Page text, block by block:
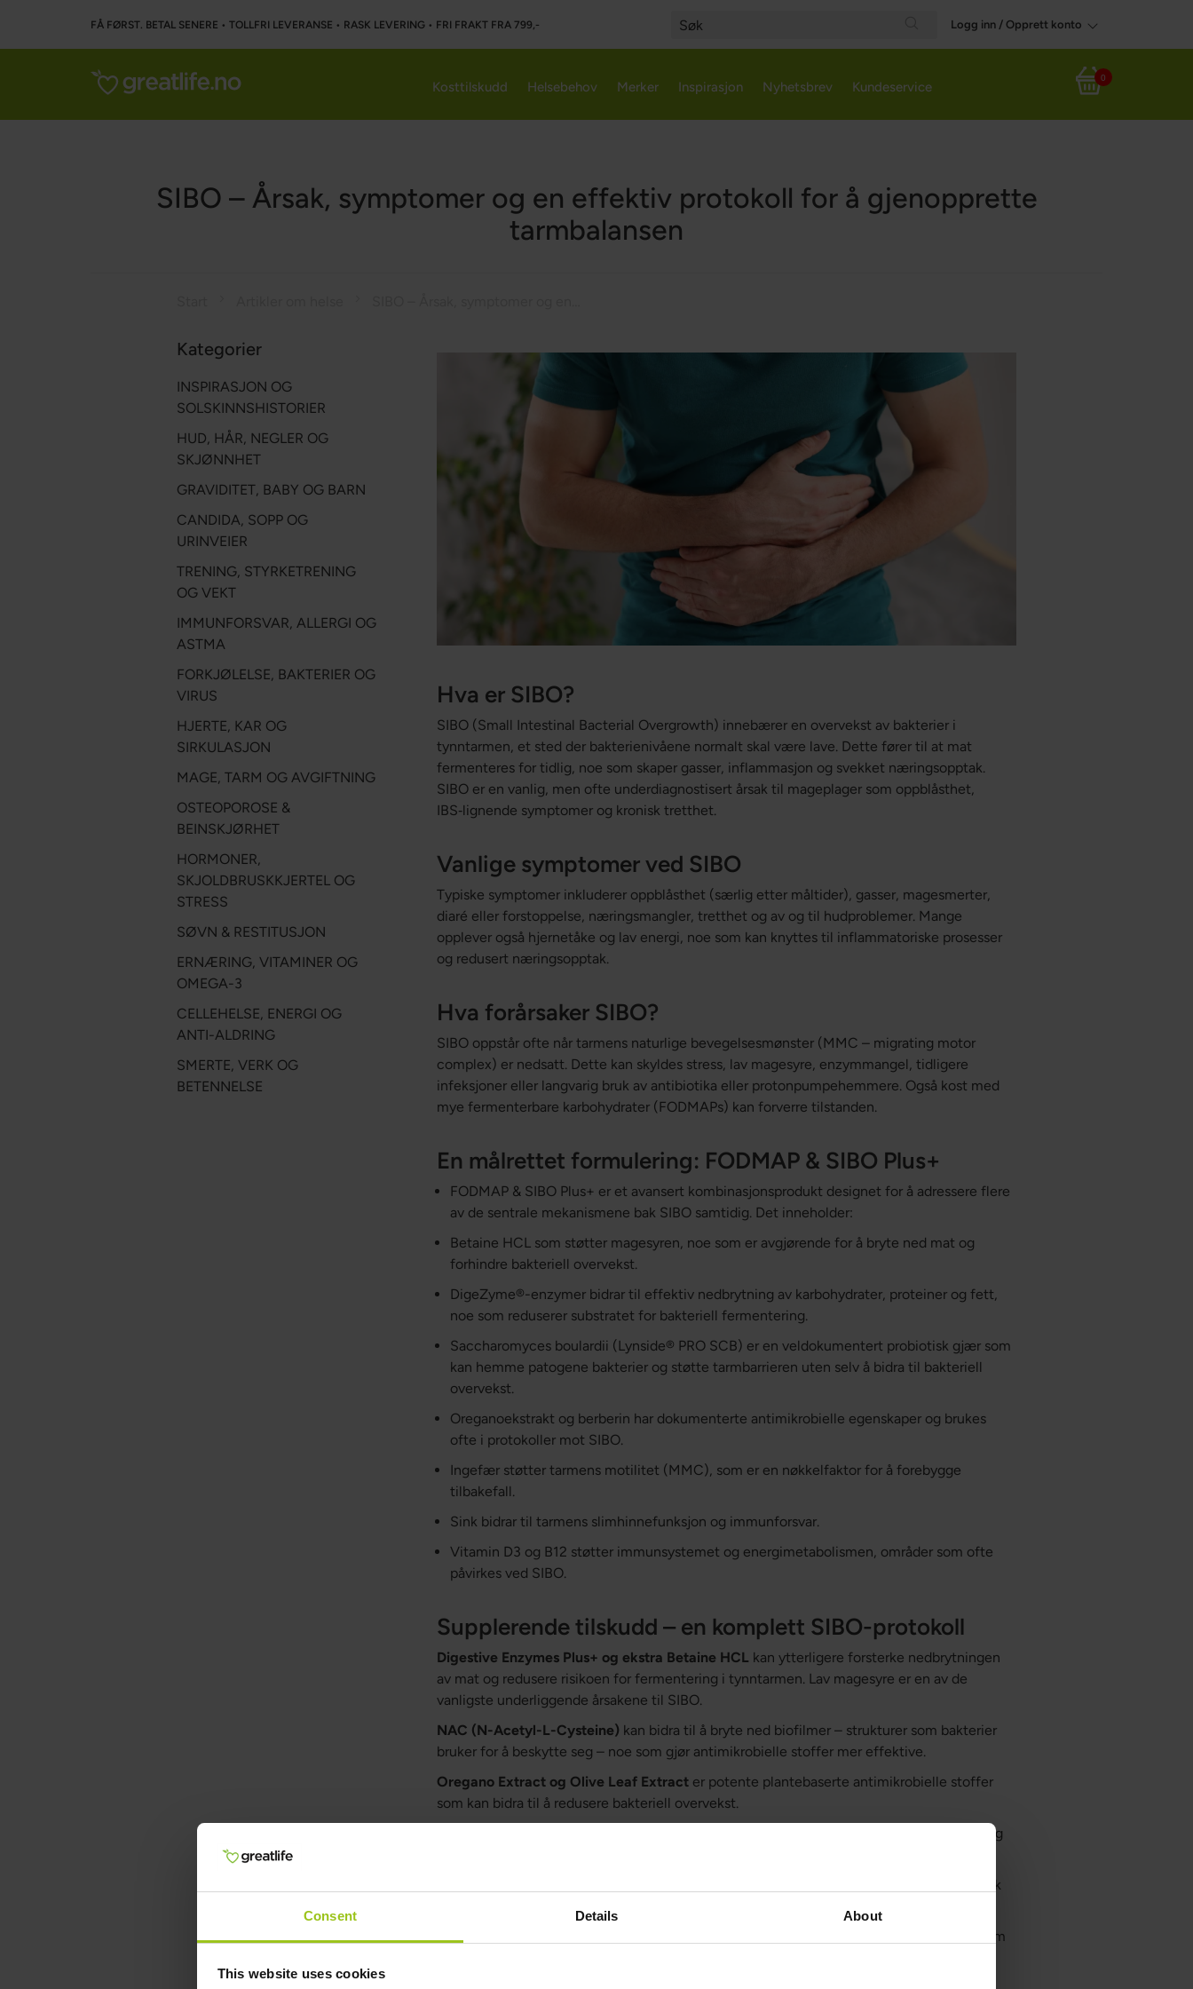
Consent Details About
This website uses cookies
FÅ FØRST. BETAL SENERE • TOLLFRI LEVERANSE • RASK LEVERING • FRI FRAKT FRA 799,-
Search
Logg inn / Opprett konto
Handlekurv
0
Kosttilskudd Helsebehov Merker Inspirasjon Nyhetsbrev Kundeservice
SIBO – Årsak, symptomer og en effektiv protokoll for å gjenopprette
tarmbalansen
Hva er SIBO?
SIBO (Small Intestinal Bacterial Overgrowth) innebærer en overvekst av bakterier i
tynntarmen, et sted der bakterienivåene normalt skal være lave. Dette fører til at mat
fermenteres for tidlig, noe som skaper gasser, inflammasjon og svekket næringsopptak.
SIBO er en vanlig, men ofte underdiagnostisert årsak til mageplager som oppblåsthet,
IBS‑lignende symptomer og kronisk tretthet.
Vanlige symptomer ved SIBO
Typiske symptomer inkluderer oppblåsthet (særlig etter måltider), gasser, magesmerter,
diaré eller forstoppelse, næringsmangler, tretthet og av og til hudproblemer. Mange
opplever også hjernetåke og lav energi, noe som kan knyttes til inflammatoriske prosesser
og redusert næringsopptak.
Hva forårsaker SIBO?
SIBO oppstår ofte når tarmens naturlige bevegelsesmønster (MMC – migrating motor
complex) er nedsatt. Dette kan skyldes stress, lav magesyre, enzymmangel, tidligere
infeksjoner eller langvarig bruk av antibiotika eller protonpumpehemmere. Også kost med
mye fermenterbare karbohydrater (FODMAPs) kan forverre tilstanden.
En målrettet formulering: FODMAP & SIBO Plus+
FODMAP & SIBO Plus+ er et avansert kombinasjonsprodukt designet for å adressere flere
av de sentrale mekanismene bak SIBO samtidig. Det inneholder:
Betaine HCL som støtter magesyren, noe som er avgjørende for å bryte ned mat og
forhindre bakteriell overvekst.
DigeZyme®-enzymer bidrar til effektiv nedbrytning av karbohydrater, proteiner og fett,
noe som reduserer substratet for bakteriell fermentering.
Saccharomyces boulardii (Lynside® PRO SCB) er en veldokumentert probiotisk gjær som
kan hemme patogene bakterier og støtte tarmbarrieren uten selv å bidra til bakteriell
overvekst.
Oreganoekstrakt og berberin har dokumenterte antimikrobielle egenskaper og brukes
ofte i protokoller mot SIBO.
Ingefær støtter tarmens motilitet (MMC), som er en nøkkelfaktor for å forebygge
tilbakefall.
Sink bidrar til tarmens slimhinnefunksjon og immunforsvar.
Vitamin D3 og B12 støtter immunsystemet og energimetabolismen, områder som ofte
påvirkes ved SIBO.
Supplerende tilskudd – en komplett SIBO-protokoll
Digestive Enzymes Plus+ og ekstra Betaine HCL kan ytterligere forsterke nedbrytningen
av mat og redusere risikoen for fermentering i tynntarmen. Lav magesyre er en av de
vanligste underliggende årsakene til SIBO.
NAC (N-Acetyl-L-Cysteine) kan bidra til å bryte ned biofilmer – strukturer som bakterier
bruker for å beskytte seg – noe som gjør antimikrobielle stoffer mer effektive.
Oregano Extract og Olive Leaf Extract er potente plantebaserte antimikrobielle stoffer
som kan bidra til å redusere bakteriell overvekst.
støtter en balansert mikrobiota og
er en viktig byggestein for tarmens slimhinne og kan bidra til å reparere “lekk
Magnesium M4 og Electrolytes Plus+
støtter nervesystemet og tarmmotiliteten, noe som
Kategorier
INSPIRASJON OG
SOLSKINNSHISTORIER
HUD, HÅR, NEGLER OG
SKJØNNHET
GRAVIDITET, BABY OG BARN
CANDIDA, SOPP OG
URINVEIER
TRENING, STYRKETRENING
OG VEKT
IMMUNFORSVAR, ALLERGI OG
ASTMA
FORKJØLELSE, BAKTERIER OG
VIRUS
HJERTE, KAR OG
SIRKULASJON
MAGE, TARM OG AVGIFTNING
OSTEOPOROSE &
BEINSKJØRHET
HORMONER,
SKJOLDBRUSKKJERTEL OG
STRESS
SØVN & RESTITUSJON
ERNÆRING, VITAMINER OG
OMEGA-3
CELLEHELSE, ENERGI OG
ANTI-ALDRING
SMERTE, VERK OG
BETENNELSE